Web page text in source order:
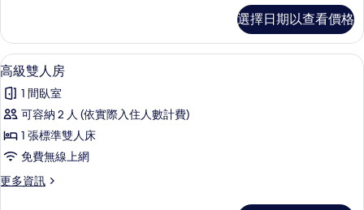
所
有
相
片
雙
床
房
詳
情
選擇日期以查看價格
顯
示
高
級
雙
房
迷你吧、客房內保險箱、書桌、遮光
5
高級雙人房
1 間臥室
可容納 2 人 (依實際入住人數計費)
1 張標準雙人床
免費無線上網
更多資訊
更